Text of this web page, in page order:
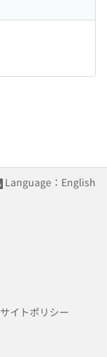
Language：English
サイトポリシー